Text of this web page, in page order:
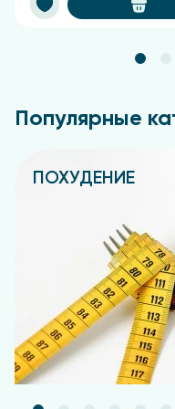
Популярные
ПОХУДЕНИЕ